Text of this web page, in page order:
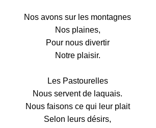
Nos avons sur les montagnes
Nos plaines,
Pour nous divertir
Notre plaisir.
Les Pastourelles
Nous servent de laquais.
Nous faisons ce qui leur plait
Selon leurs désirs,